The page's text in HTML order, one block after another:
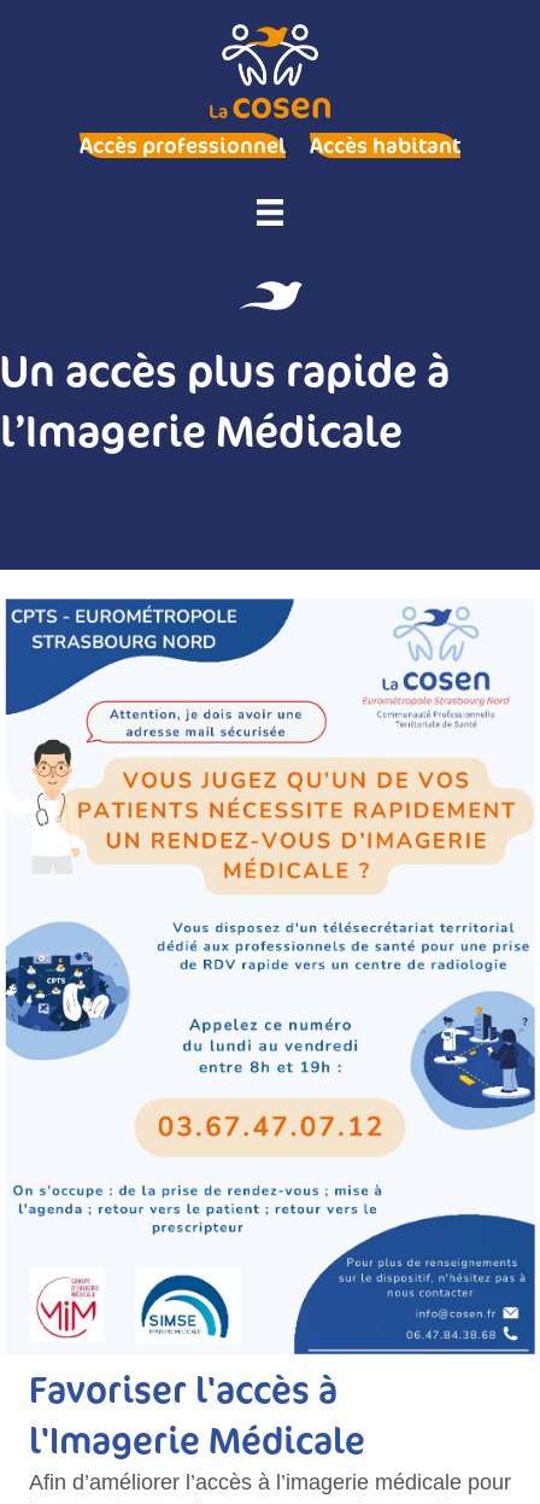
Accès professionnel Accès habitant
Un accès plus rapide à
l’Imagerie Médicale
Favoriser l'accès à
l'Imagerie Médicale
Afin d’améliorer l’accès à l’imagerie médicale pour